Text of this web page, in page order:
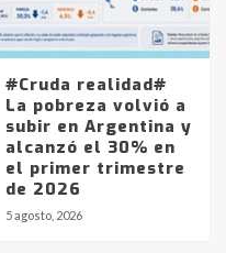
#Cruda realidad#
La pobreza volvió a
subir en Argentina y
alcanzó el 30% en
el primer trimestre
de 2026
5 agosto, 2026